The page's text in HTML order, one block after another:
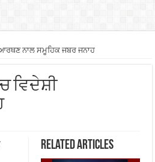
ਨਾਲ ਸਮੂਹਿਕ ਜਬਰ ਜਨਾਹ
ਵਿਦੇਸ਼ੀ
Related Articles